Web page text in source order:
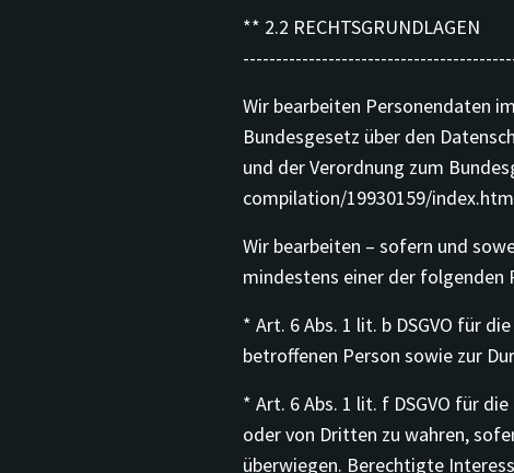
** 2.2 RECHTSGRUNDLAGEN
Wir bearbeiten Personendaten
Bundesgesetz über den
und der Verordnung zum
compilation/19930159/
Wir bearbeiten – sofern und
mindestens einer der folgenden
* Art. 6 Abs. 1 lit. b DSGVO für
betroffenen Person sowie zur
* Art. 6 Abs. 1 lit. f DSGVO für
oder von Dritten zu wahren,
überwiegen. Berechtigte